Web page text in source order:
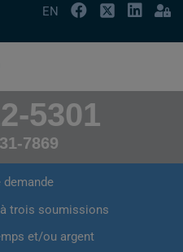
EN
5301
7869
demande
trois soumissions
et/ou argent